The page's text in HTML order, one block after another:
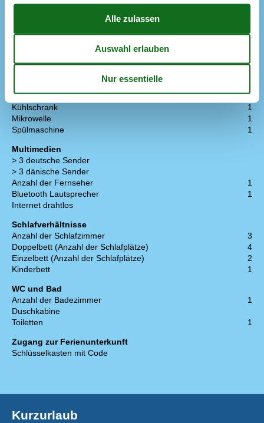
Hobbyraum
Anzahl der Induktionskochplatten
Heißluftofen
1
Kühlschrank
1
Mikrowelle
1
Spülmaschine
1
Multimedien
> 3 deutsche Sender
> 3 dänische Sender
Anzahl der Fernseher
1
Bluetooth Lautsprecher
1
Internet drahtlos
Schlafverhältnisse
Anzahl der Schlafzimmer
3
Doppelbett (Anzahl der Schlafplätze)
4
Einzelbett (Anzahl der Schlafplätze)
2
Kinderbett
1
WC und Bad
Anzahl der Badezimmer
1
Duschkabine
Toiletten
1
Zugang zur Ferienunterkunft
Schlüsselkasten mit Code
Kurzurlaub